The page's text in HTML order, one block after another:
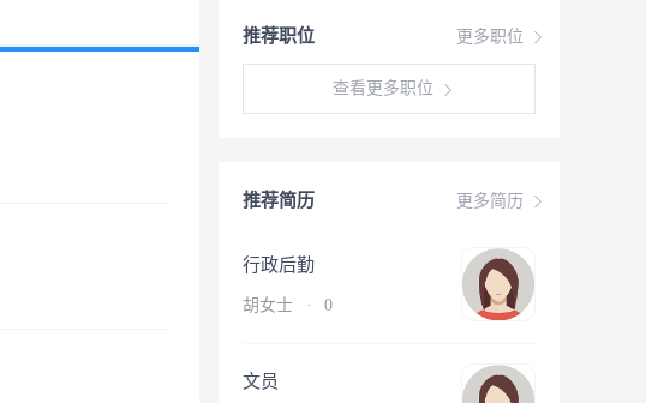
更多职位
推荐职位
查看更多职位
更多简历
推荐简历
行政后勤
胡女士 · 0
文员